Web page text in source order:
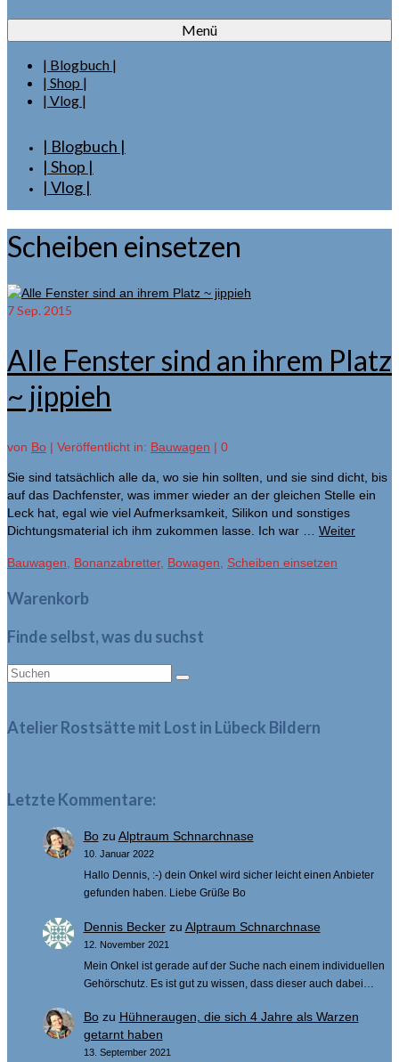
Menü
| Blogbuch |
| Shop |
| Vlog |
| Blogbuch |
| Shop |
| Vlog |
Scheiben einsetzen
7Sep. 2015
Alle Fenster sind an ihrem Platz
~ jippieh
von Bo | Veröffentlicht in: Bauwagen | 0
Sie sind tatsächlich alle da, wo sie hin sollten, und sie sind dicht, bis
auf das Dachfenster, was immer wieder an der gleichen Stelle ein
Leck hat, egal wie viel Aufmerksamkeit, Silikon und sonstiges
Dichtungsmaterial ich ihm zukommen lasse. Ich war … Weiter
Bauwagen Bonanzabretter, Bowagen Scheiben einsetzen
Warenkorb
Finde selbst, was du suchst
Suche
Atelier Rostsätte mit Lost in Lübeck Bildern
Letzte Kommentare:
Bozu Alptraum Schnarchnase
10. Januar 2022
Hallo Dennis, :-) dein Onkel wird sicher leicht einen Anbieter
gefunden haben. Liebe Grüße Bo
Dennis Beckerzu Alptraum Schnarchnase
12. November 2021
Mein Onkel ist gerade auf der Suche nach einem individuellen
Gehörschutz. Es ist gut zu wissen, dass dieser auch dabei…
Bozu Hühneraugen, die sich 4 Jahre als Warzen
getarnt haben
13. September 2021